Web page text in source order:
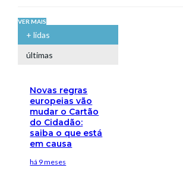
VER MAIS
+ lidas
últimas
Novas regras
europeias vão
mudar o Cartão
do Cidadão:
saiba o que está
em causa
há 9 meses